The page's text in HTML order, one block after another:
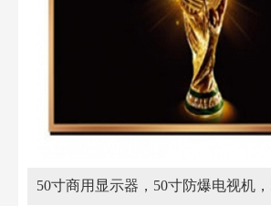
50寸商用显示器，50寸防爆电视机